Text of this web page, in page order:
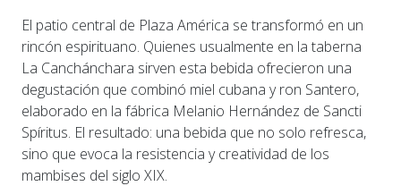
El patio central de Plaza América se transformó en un
rincón espirituano. Quienes usualmente en la taberna
La Canchánchara sirven esta bebida ofrecieron una
degustación que combinó miel cubana y ron Santero,
elaborado en la fábrica Melanio Hernández de Sancti
Spíritus. El resultado: una bebida que no solo refresca,
sino que evoca la resistencia y creatividad de los
mambises del siglo XIX.